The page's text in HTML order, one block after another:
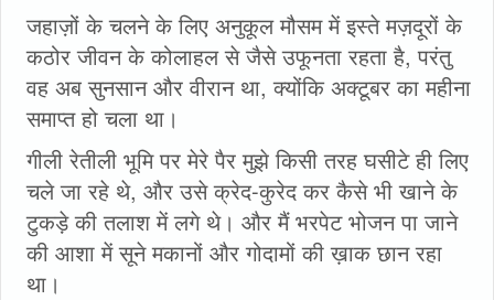
जहाज़ों के चलने के लिए अनुकूल मौसम में इस्ते मज़दूरों के
कठोर जीवन के कोलाहल से जैसे उफूनता रहता है, परंतु
वह अब सुनसान और वीरान था, क्योंकि अक्टूबर का महीना
समाप्त हो चला था।
गीली रेतीली भूमि पर मेरे पैर मुझे किसी तरह घसीटे ही लिए
चले जा रहे थे, और उसे क्रेद-कुरेद कर कैसे भी खाने के
टुकड़े की तलाश में लगे थे। और मैं भरपेट भोजन पा जाने
की आशा में सूने मकानों और गोदामों की ख़ाक छान रहा
था।